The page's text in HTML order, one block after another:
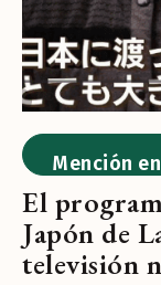
Mención
El
Japón de
televisión